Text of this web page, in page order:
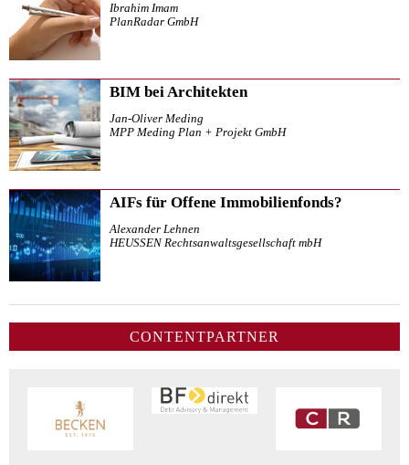
Ibrahim Imam
PlanRadar GmbH
BIM bei Architekten
Jan-Oliver Meding
MPP Meding Plan + Projekt GmbH
AIFs für Offene Immobilienfonds?
Alexander Lehnen
HEUSSEN Rechtsanwaltsgesellschaft mbH
CONTENTPARTNER